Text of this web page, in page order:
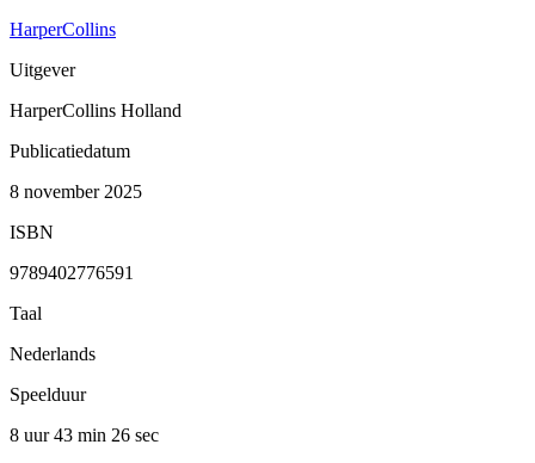
HarperCollins
Uitgever
HarperCollins Holland
Publicatiedatum
8 november 2025
ISBN
9789402776591
Taal
Nederlands
Speelduur
8 uur 43 min 26 sec